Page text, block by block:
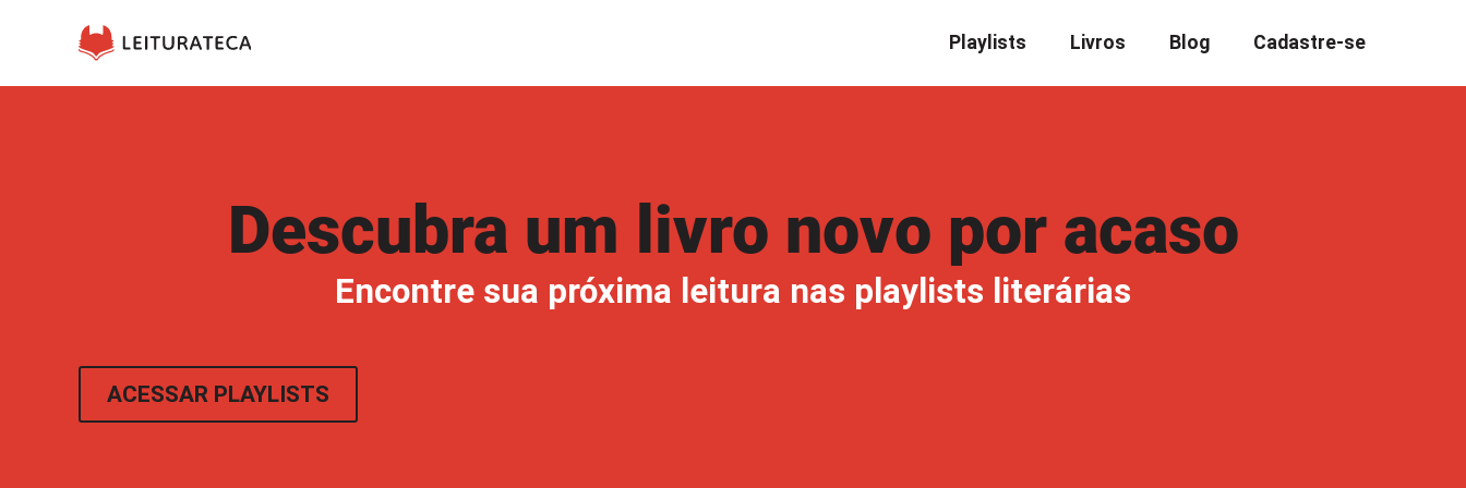
Playlists Livros Blog Cadastre-se
Descubra um livro novo por acaso​​
Encontre sua próxima leitura nas playlists literárias
ACESSAR PLAYLISTS